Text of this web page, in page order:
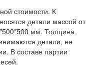
стоимости. К
детали массой от
мм. Толщина
детали, не
В составе партии